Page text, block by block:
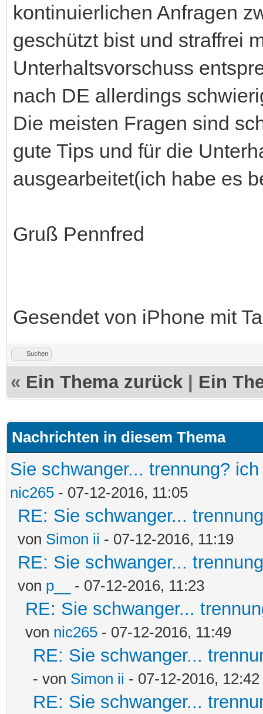
kontinuierlichen Anfragen
geschützt bist und straffrei
Unterhaltsvorschuss
nach DE allerdings
Die meisten Fragen sind
gute Tips und für die
ausgearbeitet(ich habe es
Gruß Pennfred
Gesendet von iPhone mit
Suchen
« Ein Thema zurück Ein
Nachrichten in diesem Thema
Sie schwanger... trennung?
nic265 - 07-12-2016, 11:05
RE: Sie schwanger...
von Simon ii - 07-12-2016, 11:19
RE: Sie schwanger...
von p__ - 07-12-2016, 11:23
RE: Sie schwanger...
von nic265 - 07-12-2016, 11:49
RE: Sie schwanger...
- von Simon ii - 07-12-2016, 12:42
RE: Sie schwanger...